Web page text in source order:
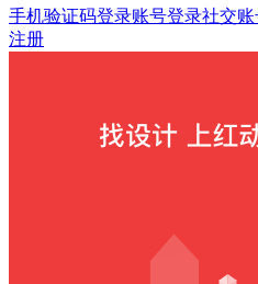
手机验证码登录账号登录社交
注册